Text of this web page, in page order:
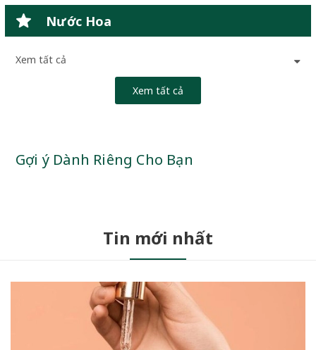
Nước Hoa
Xem tất cả
Xem tất cả
Gợi ý Dành Riêng Cho Bạn
Tin mới nhất